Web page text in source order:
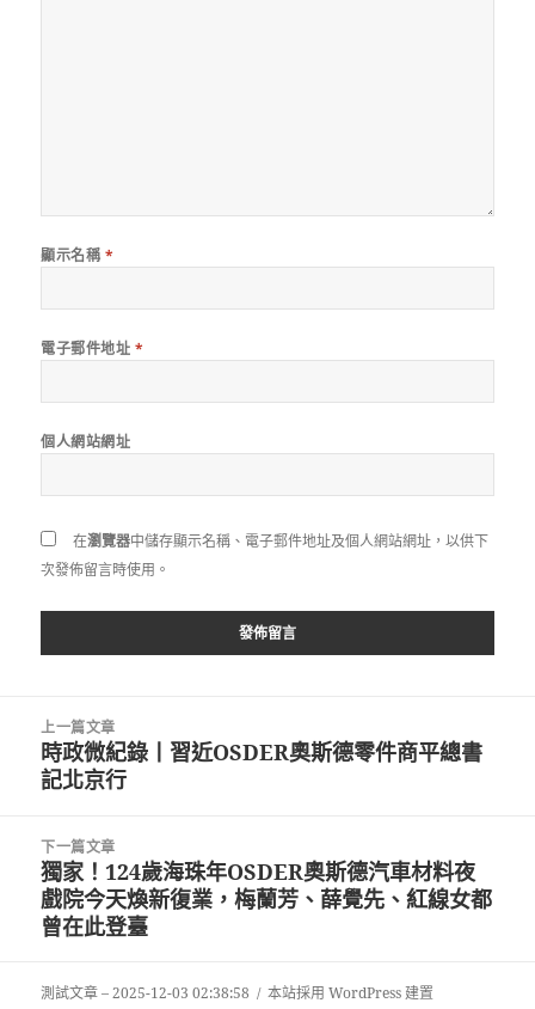
顯示名稱 *
電子郵件地址 *
個人網站網址
在瀏覽器中儲存顯示名稱、電子郵件地址及個人網站網址，以供下
次發佈留言時使用。
上一篇文章
上
一
文
章:
時政微紀錄丨習近OSDER奧斯德零件商平總書
記北京行
下一篇文章
下
一
篇
章:
獨家！124歲海珠年OSDER奧斯德汽車材料夜
戲院今天煥新復業，梅蘭芳、薛覺先、紅線女都
曾在此登臺
測試文章 – 2025-12-03 02:38:58 本站採用 WordPress 建置